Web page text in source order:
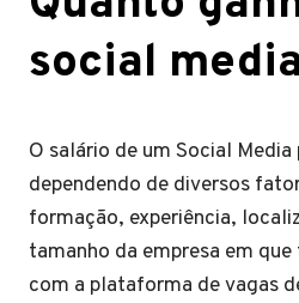
social
O salário de um Social
dependendo de diversos
formação, experiência,
tamanho da empresa em
com a plataforma de vagas